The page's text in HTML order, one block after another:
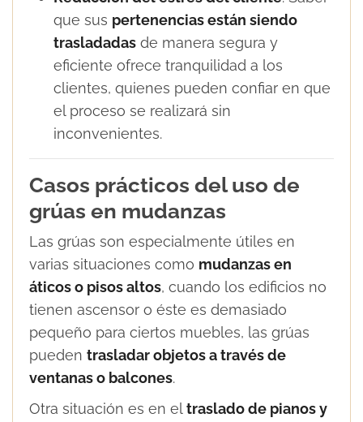
que sus pertenencias están siendo
trasladadas de manera segura y
eficiente ofrece tranquilidad a los
clientes, quienes pueden confiar en que
el proceso se realizará sin
inconvenientes.
Casos prácticos del uso de
grúas en mudanzas
Las grúas son especialmente útiles en
varias situaciones como mudanzas en
áticos o pisos altos, cuando los edificios no
tienen ascensor o éste es demasiado
pequeño para ciertos muebles, las grúas
pueden trasladar objetos a través de
ventanas o balcones.
Otra situación es en eltraslado de pianos y